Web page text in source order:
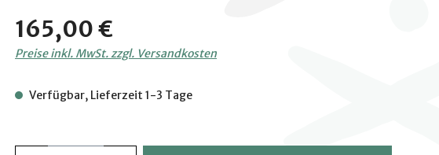
Regulärer Preis:
165,00 €
Preise inkl. MwSt. zzgl. Versandkosten
Verfügbar, Lieferzeit 1-3 Tage